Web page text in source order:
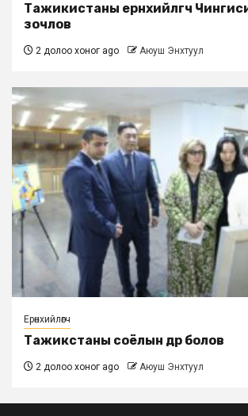
Тажикистаны ерөнхийлөгч
зочлов
2 долоо хоног ago Аюуш Энхтуул
Ерөнхийлөгч
Тажикстаны соёлын өдөр болов
2 долоо хоног ago Аюуш Энхтуул